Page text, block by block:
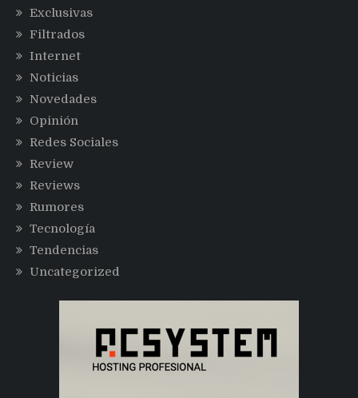
Exclusivas
Filtrados
Internet
Noticias
Novedades
Opinión
Redes Sociales
Review
Reviews
Rumores
Tecnología
Tendencias
Uncategorized